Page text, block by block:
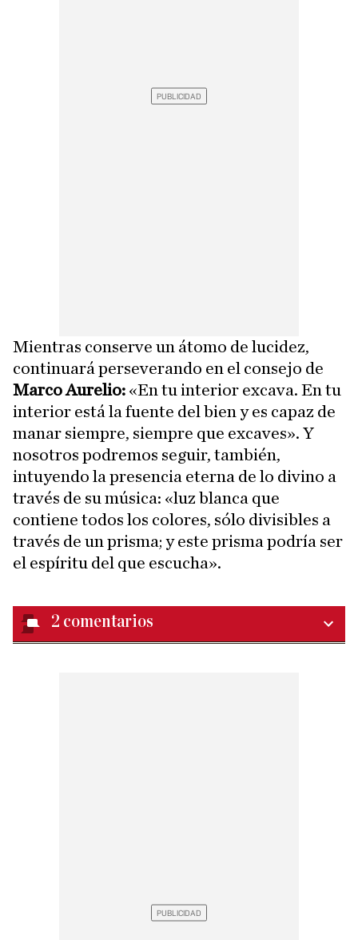
Mientras conserve un átomo de lucidez,
continuará perseverando en el consejo de
Marco Aurelio: «En tu interior excava. En tu
interior está la fuente del bien y es capaz de
manar siempre, siempre que excaves». Y
nosotros podremos seguir, también,
intuyendo la presencia eterna de lo divino a
través de su música: «luz blanca que
contiene todos los colores, sólo divisibles a
través de un prisma; y este prisma podría ser
el espíritu del que escucha».
2 comentarios